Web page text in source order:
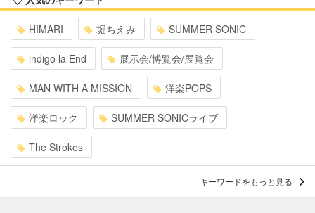
HIMARI 堀ちえみ SUMMER SONIC
indigo la End 展示会/博覧会/展覧会
MAN WITH A MISSION 洋楽POPS
洋楽ロック SUMMER SONICライブ
The Strokes
キーワードをもっと見る